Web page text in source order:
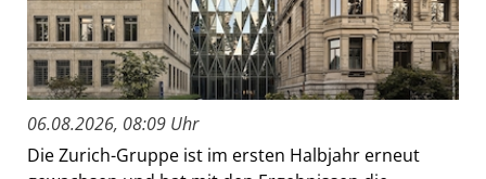
06.08.2026, 08:09 Uhr
Die Zurich-Gruppe ist im ersten Halbjahr erneut